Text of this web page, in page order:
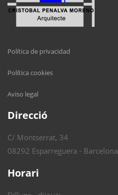
Política de privacidad
Política cookies
Aviso legal
Direcció
C/ Montserrat, 34
08292 Esparreguera - Barcelona
Horari